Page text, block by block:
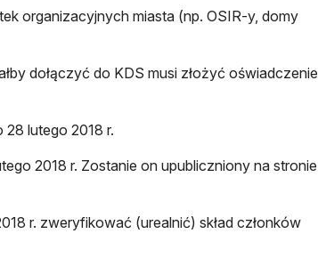
organizacyjnych miasta (np. OSIR-y, domy
dołączyć do KDS musi złożyć oświadczenie,
28 lutego 2018 r.
2018 r. Zostanie on upubliczniony na stronie
r. zweryfikować (urealnić) skład członków